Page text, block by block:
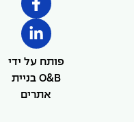
פותח על ידי
O&B בניית
אתרים